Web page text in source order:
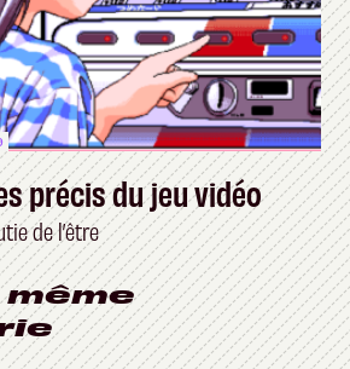
précis du jeu vidéo
de l’être